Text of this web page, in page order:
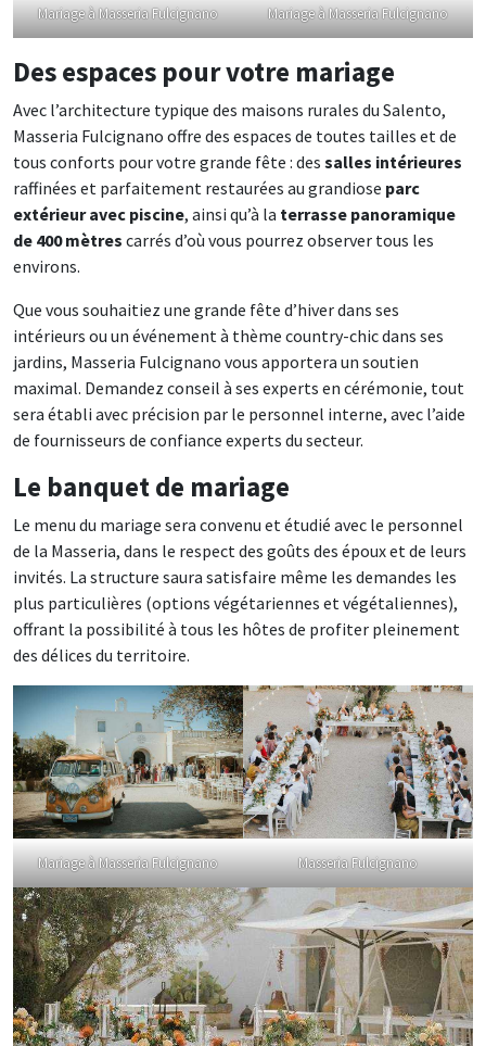
Mariage à Masseria Fulcignano Mariage à Masseria Fulcignano
Des espaces pour votre mariage
Avec l’architecture typique des maisons rurales du Salento,
Masseria Fulcignano offre des espaces de toutes tailles et de
tous conforts pour votre grande fête : des salles intérieures
raffinées et parfaitement restaurées au grandiose parc
extérieur avec piscine, ainsi qu’à la terrasse panoramique
de 400 mètres carrés d’où vous pourrez observer tous les
environs.
Que vous souhaitiez une grande fête d’hiver dans ses
intérieurs ou un événement à thème country-chic dans ses
jardins, Masseria Fulcignano vous apportera un soutien
maximal. Demandez conseil à ses experts en cérémonie, tout
sera établi avec précision par le personnel interne, avec l’aide
de fournisseurs de confiance experts du secteur.
Le banquet de mariage
Le menu du mariage sera convenu et étudié avec le personnel
de la Masseria, dans le respect des goûts des époux et de leurs
invités. La structure saura satisfaire même les demandes les
plus particulières (options végétariennes et végétaliennes),
offrant la possibilité à tous les hôtes de profiter pleinement
des délices du territoire.
Mariage à Masseria Fulcignano Masseria Fulcignano